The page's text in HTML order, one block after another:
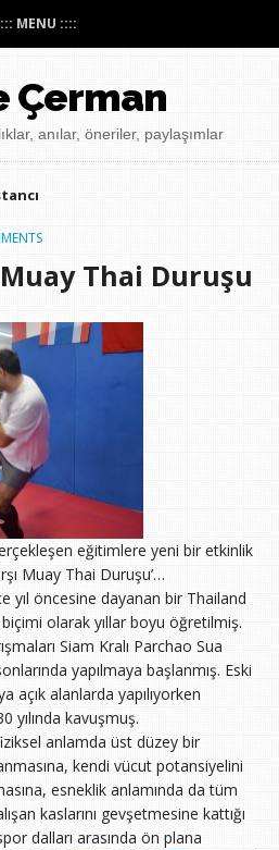
MENU ::::
Çerman
anılar, öneriler, paylaşımlar
Thai Duruşu
eğitimlere yeni bir etkinlik
Muay Thai Duruşu’…
yıl öncesine dayanan bir Thailand
olarak yıllar boyu öğretilmiş.
Siam Kralı Parchao Sua
yapılmaya başlanmış. Eski
açık alanlarda yapılıyorken
yılında kavuşmuş.
anlamda üst düzey bir
kendi vücut potansiyelini
esneklik anlamında da tüm
kaslarını gevşetmesine kattığı
dalları arasında ön plana